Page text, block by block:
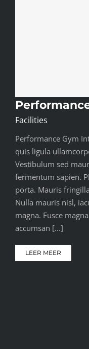
Facilities
Performance Gym
quis ligula
Vestibulum sed
fermentum sapien.
porta. Mauris
Nulla mauris nisl,
magna. Fusce
accumsan [...]
LEER MEER